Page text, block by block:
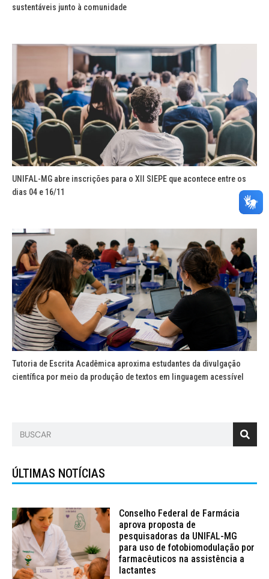
sustentáveis junto à comunidade
UNIFAL-MG abre inscrições para o XII SIEPE que acontece entre os
dias 04 e 16/11
Tutoria de Escrita Acadêmica aproxima estudantes da divulgação
científica por meio da produção de textos em linguagem acessível
ÚLTIMAS NOTÍCIAS
Conselho Federal de Farmácia
aprova proposta de
pesquisadoras da UNIFAL-MG
para uso de fotobiomodulação por
farmacêuticos na assistência a
lactantes